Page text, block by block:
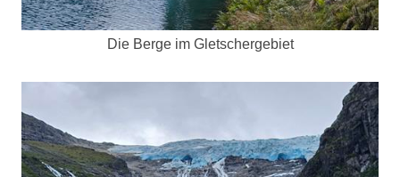
Die Berge im Gletschergebiet